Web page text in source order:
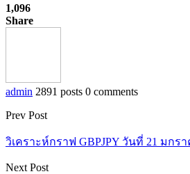
1,096
Share
admin 2891 posts 0 comments
Prev Post
วิเคราะห์กราฟ GBPJPY วันที่ 21 มกร
Next Post